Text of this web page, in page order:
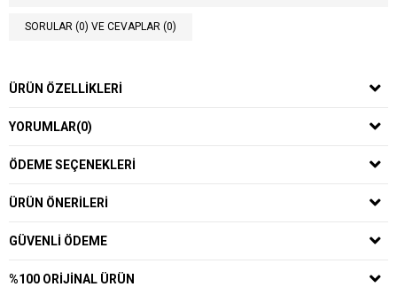
SORULAR (0) VE CEVAPLAR (0)
ÜRÜN ÖZELLIKLERI
YORUMLAR(0)
ÖDEME SEÇENEKLERI
ÜRÜN ÖNERILERI
GÜVENLI ÖDEME
%100 ORIJINAL ÜRÜN